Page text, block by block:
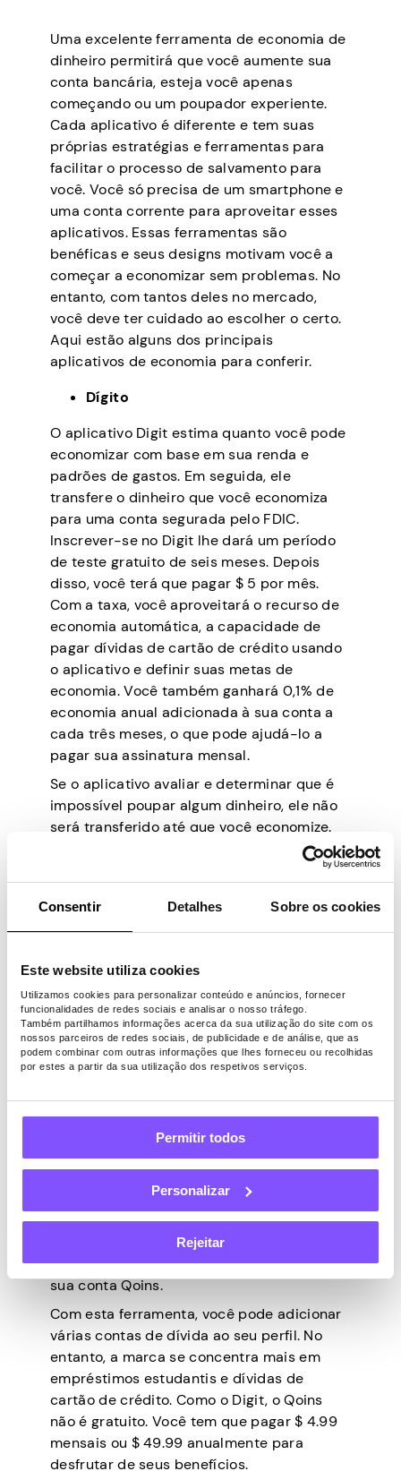
Consentir Detalhes Sobre os cookies
Este website utiliza cookies
Utilizamos cookies para personalizar conteúdo e anúncios, fornecer
funcionalidades de redes sociais e analisar o nosso tráfego.
Também partilhamos informações acerca da sua utilização do site com os
nossos parceiros de redes sociais, de publicidade e de análise, que as
podem combinar com outras informações que lhes forneceu ou recolhidas
por estes a partir da sua utilização dos respetivos serviços.
Permitir todos
Personalizar
Rejeitar
Uma excelente ferramenta de economia de
dinheiro permitirá que você aumente sua
conta bancária, esteja você apenas
começando ou um poupador experiente.
Cada aplicativo é diferente e tem suas
próprias estratégias e ferramentas para
facilitar o processo de salvamento para
você. Você só precisa de um smartphone e
uma conta corrente para aproveitar esses
aplicativos. Essas ferramentas são
benéficas e seus designs motivam você a
começar a economizar sem problemas. No
entanto, com tantos deles no mercado,
você deve ter cuidado ao escolher o certo.
Aqui estão alguns dos principais
aplicativos de economia para conferir.
Dígito
O aplicativo Digit estima quanto você pode
economizar com base em sua renda e
padrões de gastos. Em seguida, ele
transfere o dinheiro que você economiza
para uma conta segurada pelo FDIC.
Inscrever-se no Digit lhe dará um período
de teste gratuito de seis meses. Depois
disso, você terá que pagar $ 5 por mês.
Com a taxa, você aproveitará o recurso de
economia automática, a capacidade de
pagar dívidas de cartão de crédito usando
o aplicativo e definir suas metas de
economia. Você também ganhará 0,1% de
economia anual adicionada à sua conta a
cada três meses, o que pode ajudá-lo a
pagar sua assinatura mensal.
Se o aplicativo avaliar e determinar que é
impossível poupar algum dinheiro, ele não
será transferido até que você economize.
Com esta ferramenta, a transferência de
fundos imediatamente, você pode pagar
99% para recebê-los em sua conta
Qoins
O aplicativo Qoins visa ajudar seus
usuários a sair rapidamente das dívidas por
meio de arredondamentos. O Qoins exige
comprar mercadorias (cartão de crédito ou
conta corrente). Toda vez que um usuário
compra um item, o aplicativo arredonda a
deposita a diferença em sua conta Qoins.
Então, a cada mês, o aplicativo envia
pagamentos de dívidas em seu nome
usando o dinheiro que você acumula em
sua conta Qoins.
Com esta ferramenta, você pode adicionar
várias contas de dívida ao seu perfil. No
entanto, a marca se concentra mais em
empréstimos estudantis e dívidas de
cartão de crédito. Como o Digit, o Qoins
não é gratuito. Você tem que pagar $ 4.99
mensais ou $ 49.99 anualmente para
desfrutar de seus benefícios.